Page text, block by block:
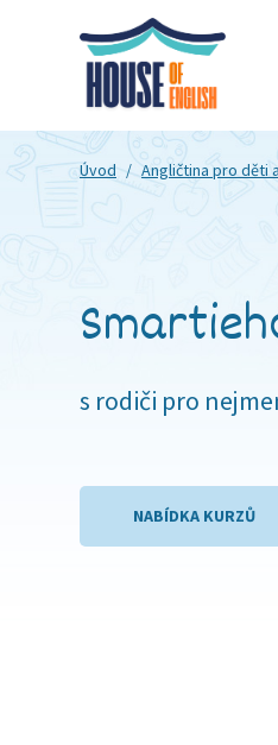
Úvod / Angličtina pro děti
s rodiči pro
NABÍDKA KURZŮ